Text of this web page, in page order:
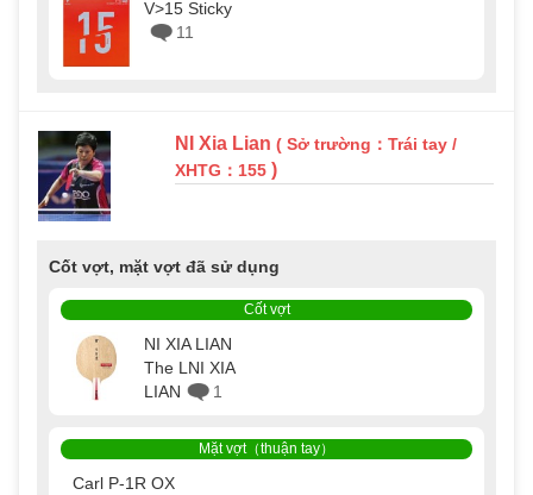
V>15 Sticky
11
NI Xia Lian( Sở trường：Trái tay /
XHTG：155 )
Cốt vợt, mặt vợt đã sử dụng
Cốt vợt
NI XIA LIAN
The LNI XIA
LIAN
1
Mặt vợt（thuận tay）
Carl P-1R OX